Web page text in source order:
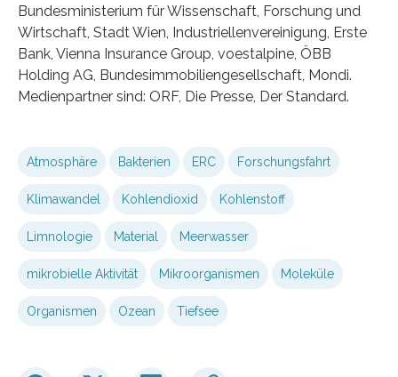
Bundesministerium für Wissenschaft, Forschung und
Wirtschaft, Stadt Wien, Industriellenvereinigung, Erste
Bank, Vienna Insurance Group, voestalpine, ÖBB
Holding AG, Bundesimmobiliengesellschaft, Mondi.
Medienpartner sind: ORF, Die Presse, Der Standard.
Atmosphäre Bakterien ERC Forschungsfahrt
Klimawandel Kohlendioxid Kohlenstoff
Limnologie Material Meerwasser
mikrobielle Aktivität Mikroorganismen Moleküle
Organismen Ozean Tiefsee